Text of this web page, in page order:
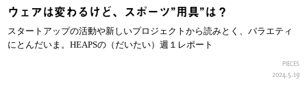
ウェアは変わるけど、スポーツ”用具”は？
スタートアップの活動や新しいプロジェクトから読みとく、バラエティ
にとんだいま。HEAPSの（だいたい）週１レポート
PIECES
2024.5.19